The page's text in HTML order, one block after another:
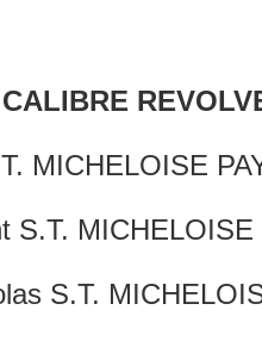
MICHELOISE
S.T.
S.T.